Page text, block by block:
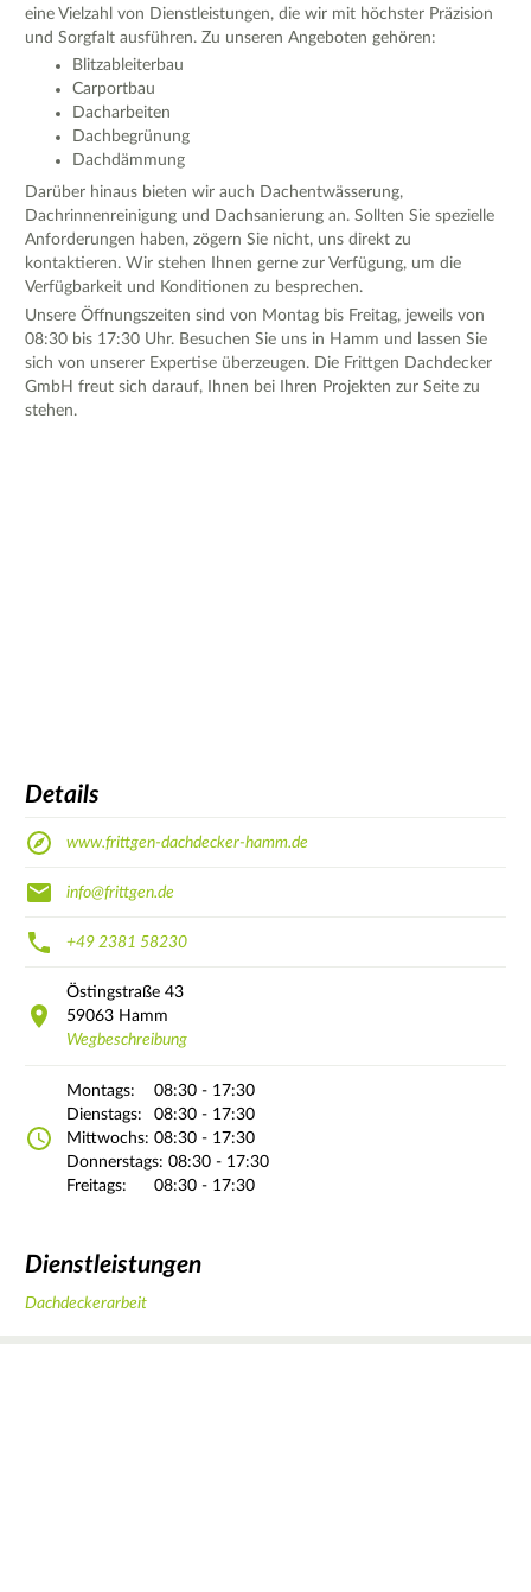
eine Vielzahl von Dienstleistungen, die wir mit höchster Präzision
und Sorgfalt ausführen. Zu unseren Angeboten gehören:
Blitzableiterbau
Carportbau
Dacharbeiten
Dachbegrünung
Dachdämmung
Darüber hinaus bieten wir auch Dachentwässerung,
Dachrinnenreinigung und Dachsanierung an. Sollten Sie spezielle
Anforderungen haben, zögern Sie nicht, uns direkt zu
kontaktieren. Wir stehen Ihnen gerne zur Verfügung, um die
Verfügbarkeit und Konditionen zu besprechen.
Unsere Öffnungszeiten sind von Montag bis Freitag, jeweils von
08:30 bis 17:30 Uhr. Besuchen Sie uns in Hamm und lassen Sie
sich von unserer Expertise überzeugen. Die Frittgen Dachdecker
GmbH freut sich darauf, Ihnen bei Ihren Projekten zur Seite zu
stehen.
Details
www.frittgen-dachdecker-hamm.de
info@frittgen.de
+49 2381 58230
Östingstraße 43
59063 Hamm
Wegbeschreibung
Montags:
08:30 - 17:30
Dienstags:
08:30 - 17:30
Mittwochs: 08:30 - 17:30
Donnerstags: 08:30 - 17:30
Freitags:
08:30 - 17:30
Dienstleistungen
Dachdeckerarbeit